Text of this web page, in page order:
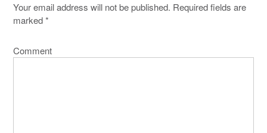
Your email address will not be published. Required fields are
marked*
Comment